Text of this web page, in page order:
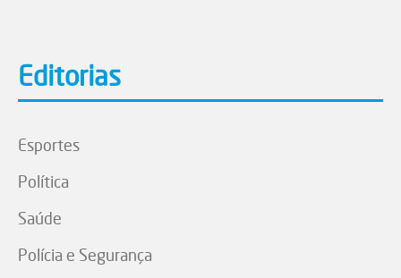
Editorias
Esportes
Política
Saúde
Polícia e Segurança